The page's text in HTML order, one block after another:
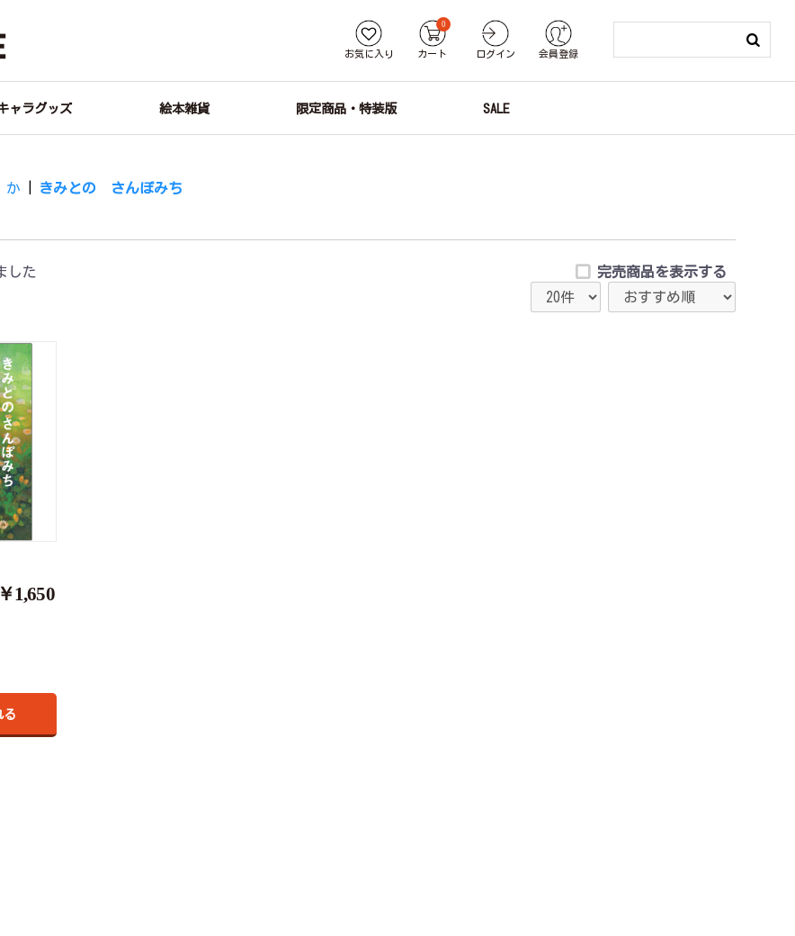
お気に入り カート
0
ログイン 会員登録
ャラグッズ 絵本雑貨 限定商品・特装版 SALE
か きみとの さんぽみち
した 完売商品を表示する
￥1,650
る